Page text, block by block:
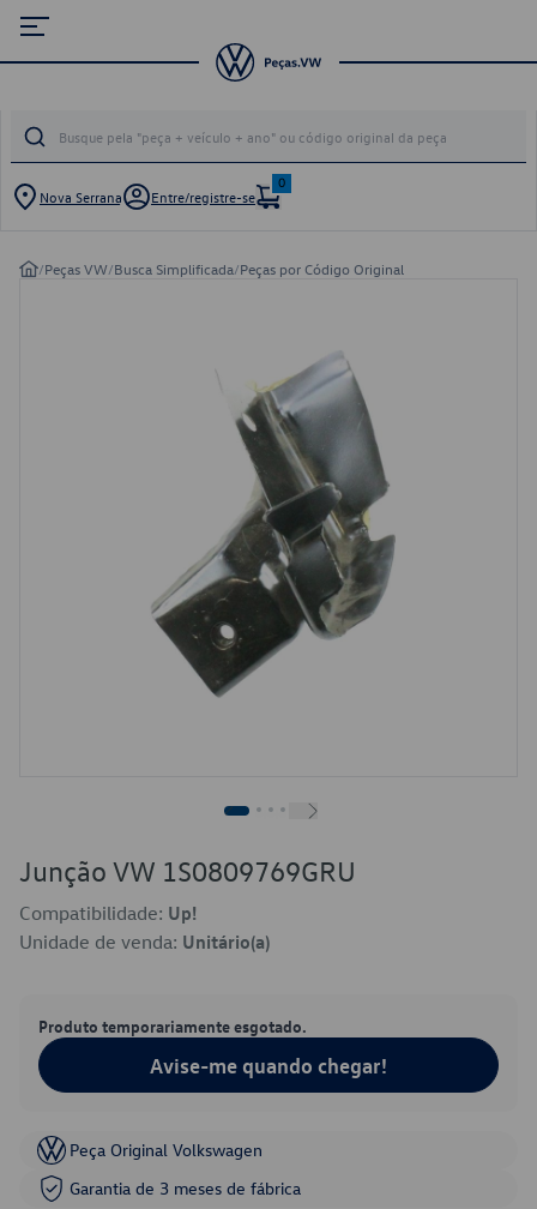
Nova Serrana Entre/registre-se
0
/Peças VW/Busca Simplificada/Peças por Código Original
Junção VW 1S0809769GRU
Compatibilidade: Up!
Unidade de venda: Unitário(a)
Produto temporariamente esgotado.
Avise-me quando chegar!
Peça Original Volkswagen
Garantia de 3 meses de fábrica